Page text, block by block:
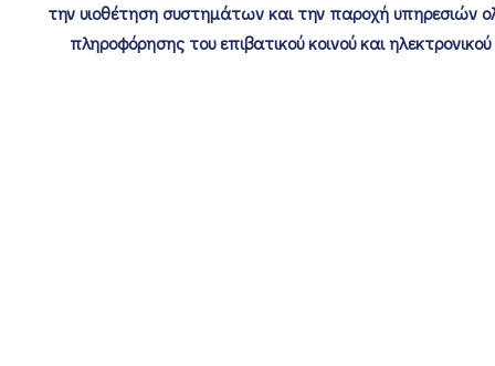
την υιοθέτηση συστημάτων και την παροχή υπηρεσιών
πληροφόρησης του επιβατικού κοινού και ηλεκτρονικού